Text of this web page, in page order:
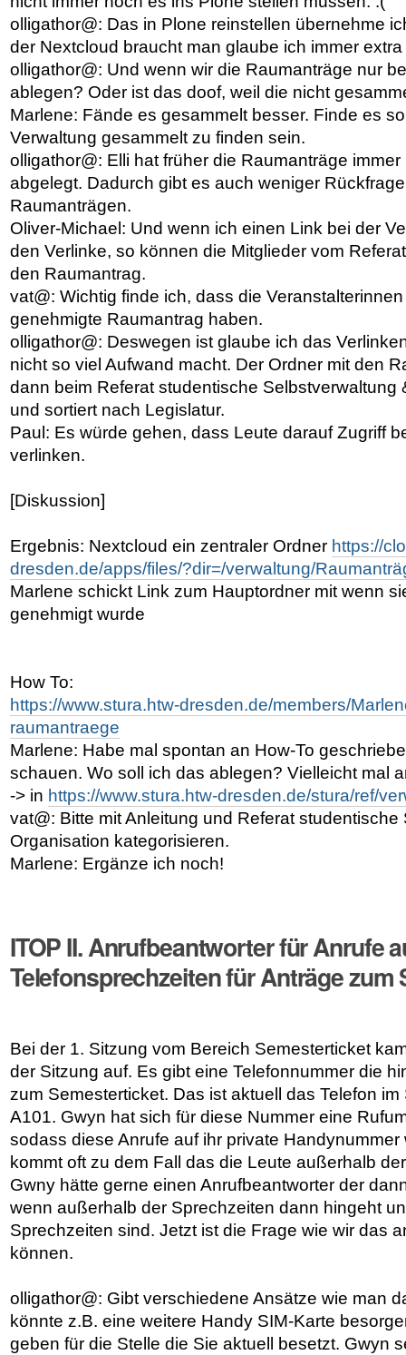
olligathor@: Das in Plone reinstellen übernehme
der Nextcloud braucht man glaube ich immer
olligathor@: Und wenn wir die Raumanträge nur
ablegen? Oder ist das doof, weil die nicht
Marlene: Fände es gesammelt besser. Finde es
Verwaltung gesammelt zu finden sein.
olligathor@: Elli hat früher die Raumanträge
abgelegt. Dadurch gibt es auch weniger
Raumanträgen.
Oliver-Michael: Und wenn ich einen Link bei der
den Verlinke, so können die Mitglieder vom
den Raumantrag.
vat@: Wichtig finde ich, dass die
genehmigte Raumantrag haben.
olligathor@: Deswegen ist glaube ich das
nicht so viel Aufwand macht. Der Ordner mit den
dann beim Referat studentische Selbstverwaltung
und sortiert nach Legislatur.
Paul: Es würde gehen, dass Leute darauf Zugriff
verlinken.
[Diskussion]
Ergebnis: Nextcloud ein zentraler Ordner https://
dresden.de/apps/files/?dir=/verwaltung/
Marlene schickt Link zum Hauptordner mit wenn
genehmigt wurde
How To:
https://www.stura.htw-dresden.de/members/
raumantraege
Marlene: Habe mal spontan an How-To
schauen. Wo soll ich das ablegen? Vielleicht mal
-> in https://www.stura.htw-dresden.de/stura/ref/
vat@: Bitte mit Anleitung und Referat
Organisation kategorisieren.
Marlene: Ergänze ich noch!
ITOP II. Anrufbeantworter für Anrufe
Telefonsprechzeiten für Anträge zum
Bei der 1. Sitzung vom Bereich Semesterticket
der Sitzung auf. Es gibt eine Telefonnummer die
zum Semesterticket. Das ist aktuell das Telefon
A101. Gwyn hat sich für diese Nummer eine
sodass diese Anrufe auf ihr private
kommt oft zu dem Fall das die Leute außerhalb
Gwny hätte gerne einen Anrufbeantworter der
wenn außerhalb der Sprechzeiten dann hingeht
Sprechzeiten sind. Jetzt ist die Frage wie wir das
können.
olligathor@: Gibt verschiedene Ansätze wie man
könnte z.B. eine weitere Handy SIM-Karte
geben für die Stelle die Sie aktuell besetzt. Gwyn